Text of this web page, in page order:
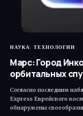
НАУКА ТЕХНОЛОГИИ
Марс: Город
орбитальных
Согласно последним
Express Еврейского
обнаружены